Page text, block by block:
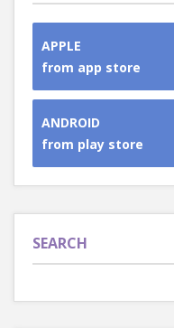
APPLE
from app store
ANDROID
from play store
SEARCH